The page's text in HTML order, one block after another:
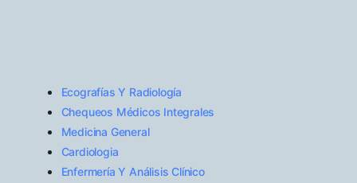
Ecografías Y Radiología
Chequeos Médicos Integrales
Medicina General
Cardiologia
Enfermería Y Análisis Clínico